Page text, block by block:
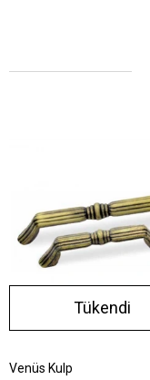
Tükendi
Venüs Kulp